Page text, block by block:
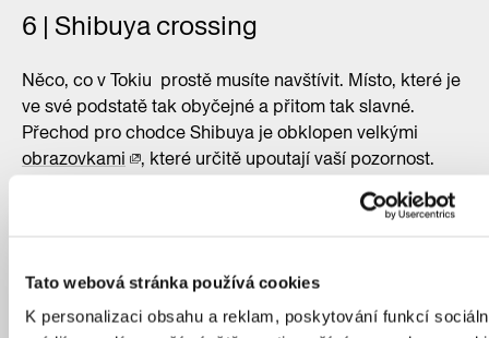
Tato webová stránka používá cookies
K personalizaci obsahu a reklam, poskytování funkcí
6 | Shibuya crossing
Něco, co v Tokiu prostě musíte navštívit. Místo, které je
ve své podstatě tak obyčejné a přitom tak slavné.
Přechod pro chodce Shibuya je obklopen velkými
obrazovkami
, které určitě upoutají vaší pozornost.
Times Square
? Po
chvíli je ale třeba přestat se dívat vzhůru a obrátit svou
a proti směru a pak se najednou všechno zastaví.
Červená na semaforu zastaví masy, které se začnou